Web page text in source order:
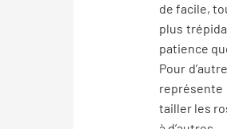
de facile,
plus
patience
Pour
tailler les